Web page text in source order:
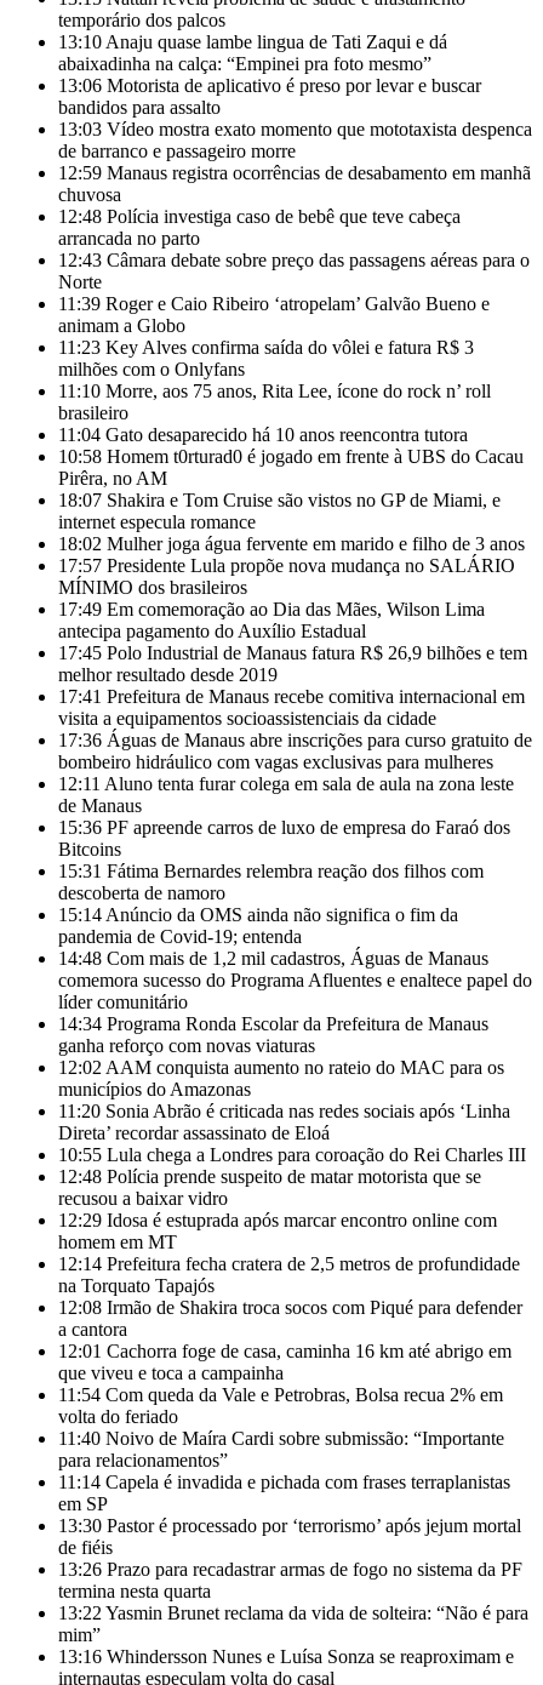
temporário dos palcos
13:10 Anaju quase lambe lingua de Tati Zaqui e dá
abaixadinha na calça: “Empinei pra foto mesmo”
13:06 Motorista de aplicativo é preso por levar e buscar
bandidos para assalto
13:03 Vídeo mostra exato momento que mototaxista despenca
de barranco e passageiro morre
12:59 Manaus registra ocorrências de desabamento em manhã
chuvosa
12:48 Polícia investiga caso de bebê que teve cabeça
arrancada no parto
12:43 Câmara debate sobre preço das passagens aéreas para o
Norte
11:39 Roger e Caio Ribeiro ‘atropelam’ Galvão Bueno e
animam a Globo
11:23 Key Alves confirma saída do vôlei e fatura R$ 3
milhões com o Onlyfans
11:10 Morre, aos 75 anos, Rita Lee, ícone do rock n’ roll
brasileiro
11:04 Gato desaparecido há 10 anos reencontra tutora
10:58 Homem t0rturad0 é jogado em frente à UBS do Cacau
Pirêra, no AM
18:07 Shakira e Tom Cruise são vistos no GP de Miami, e
internet especula romance
18:02 Mulher joga água fervente em marido e filho de 3 anos
17:57 Presidente Lula propõe nova mudança no SALÁRIO
MÍNIMO dos brasileiros
17:49 Em comemoração ao Dia das Mães, Wilson Lima
antecipa pagamento do Auxílio Estadual
17:45 Polo Industrial de Manaus fatura R$ 26,9 bilhões e tem
melhor resultado desde 2019
17:41 Prefeitura de Manaus recebe comitiva internacional em
visita a equipamentos socioassistenciais da cidade
17:36 Águas de Manaus abre inscrições para curso gratuito de
bombeiro hidráulico com vagas exclusivas para mulheres
12:11 Aluno tenta furar colega em sala de aula na zona leste
de Manaus
15:36 PF apreende carros de luxo de empresa do Faraó dos
Bitcoins
15:31 Fátima Bernardes relembra reação dos filhos com
descoberta de namoro
15:14 Anúncio da OMS ainda não significa o fim da
pandemia de Covid-19; entenda
14:48 Com mais de 1,2 mil cadastros, Águas de Manaus
comemora sucesso do Programa Afluentes e enaltece papel do
líder comunitário
14:34 Programa Ronda Escolar da Prefeitura de Manaus
ganha reforço com novas viaturas
12:02 AAM conquista aumento no rateio do MAC para os
municípios do Amazonas
11:20 Sonia Abrão é criticada nas redes sociais após ‘Linha
Direta’ recordar assassinato de Eloá
10:55 Lula chega a Londres para coroação do Rei Charles III
12:48 Polícia prende suspeito de matar motorista que se
recusou a baixar vidro
12:29 Idosa é estuprada após marcar encontro online com
homem em MT
12:14 Prefeitura fecha cratera de 2,5 metros de profundidade
na Torquato Tapajós
12:08 Irmão de Shakira troca socos com Piqué para defender
a cantora
12:01 Cachorra foge de casa, caminha 16 km até abrigo em
que viveu e toca a campainha
11:54 Com queda da Vale e Petrobras, Bolsa recua 2% em
volta do feriado
11:40 Noivo de Maíra Cardi sobre submissão: “Importante
para relacionamentos”
11:14 Capela é invadida e pichada com frases terraplanistas
em SP
13:30 Pastor é processado por ‘terrorismo’ após jejum mortal
de fiéis
13:26 Prazo para recadastrar armas de fogo no sistema da PF
termina nesta quarta
13:22 Yasmin Brunet reclama da vida de solteira: “Não é para
mim”
13:16 Whindersson Nunes e Luísa Sonza se reaproximam e
internautas especulam volta do casal